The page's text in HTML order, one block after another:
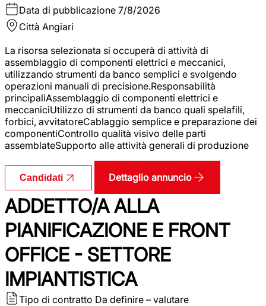
Data di pubblicazione 7/8/2026
Città Angiari
La risorsa selezionata si occuperà di attività di
assemblaggio di componenti elettrici e meccanici,
utilizzando strumenti da banco semplici e svolgendo
operazioni manuali di precisione.Responsabilità
principaliAssemblaggio di componenti elettrici e
meccaniciUtilizzo di strumenti da banco quali spelafili,
forbici, avvitatoreCablaggio semplice e preparazione dei
componentiControllo qualità visivo delle parti
assemblateSupporto alle attività generali di produzione
Candidati Dettaglio annuncio
ADDETTO/A ALLA
PIANIFICAZIONE E FRONT
OFFICE - SETTORE
IMPIANTISTICA
Tipo di contratto Da definire – valutare